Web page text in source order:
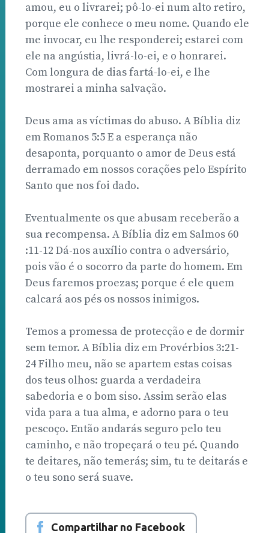
amou, eu o livrarei; pô-lo-ei num alto retiro,
porque ele conhece o meu nome. Quando ele
me invocar, eu lhe responderei; estarei com
ele na angústia, livrá-lo-ei, e o honrarei.
Com longura de dias fartá-lo-ei, e lhe
mostrarei a minha salvação.
Deus ama as víctimas do abuso. A Bíblia diz
em Romanos 5:5 E a esperança não
desaponta, porquanto o amor de Deus está
derramado em nossos corações pelo Espírito
Santo que nos foi dado.
Eventualmente os que abusam receberão a
sua recompensa. A Bíblia diz em Salmos 60
:11-12 Dá-nos auxílio contra o adversário,
pois vão é o socorro da parte do homem. Em
Deus faremos proezas; porque é ele quem
calcará aos pés os nossos inimigos.
Temos a promessa de protecção e de dormir
sem temor. A Bíblia diz em Provérbios 3:21-
24 Filho meu, não se apartem estas coisas
dos teus olhos: guarda a verdadeira
sabedoria e o bom siso. Assim serão elas
vida para a tua alma, e adorno para o teu
pescoço. Então andarás seguro pelo teu
caminho, e não tropeçará o teu pé. Quando
te deitares, não temerás; sim, tu te deitarás e
o teu sono será suave.
Compartilhar no Facebook